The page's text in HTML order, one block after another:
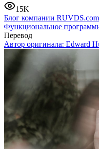
15K
Блог компании RUVDS.com
Функциональное
Перевод
Автор оригинала: Edward